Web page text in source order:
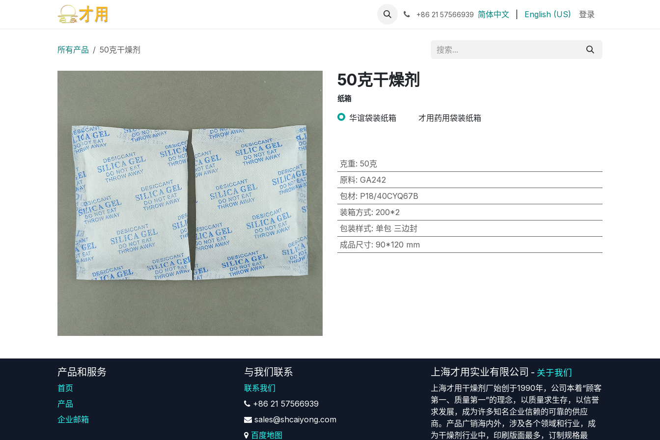
+86 21 57566939 简体中文 English (US) 登录
所有产品 50克干燥剂
50克干燥剂
纸箱
华谊袋装纸箱 才用药用袋装纸箱
克重: 50克
原料: GA242
包材: P18/40CYQ67B
装箱方式: 200*2
包装样式: 单包 三边封
成品尺寸: 90*120 mm
产品和服务
首页
产品
企业邮箱
与我们联系
联系我们
+86 21 57566939
sales@shcaiyong.com
百度地图
上海才用实业有限公司 - 关于我们
上海才用干燥剂厂始创于1990年，公司本着“顾客
第一、质量第一”的理念，以质量求生存，以信誉
求发展，成为许多知名企业信赖的可靠的供应
商。产品广销海内外，涉及各个领域和行业，成
为干燥剂行业中，印刷版面最多，订制规格最